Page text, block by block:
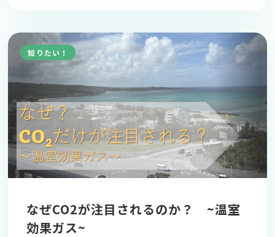
知りたい！
なぜCO2が注目されるのか？ ~温室
効果ガス~